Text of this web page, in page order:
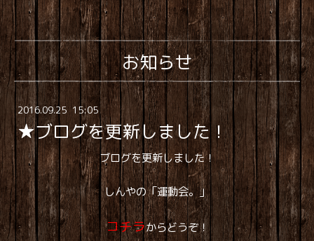
お知らせ
2016.09.25 15:05
★ブログを更新しました！
ブログを更新しました！
しんやの「運動会。」
コチラからどうぞ！